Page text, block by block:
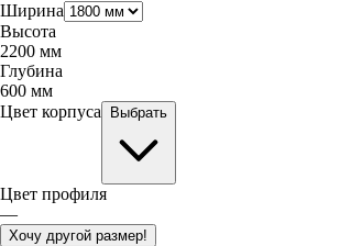
Ширина
Высота
2200 мм
Глубина
600 мм
Цвет корпуса
Выбрать
Цвет профиля
—
Хочу другой размер!